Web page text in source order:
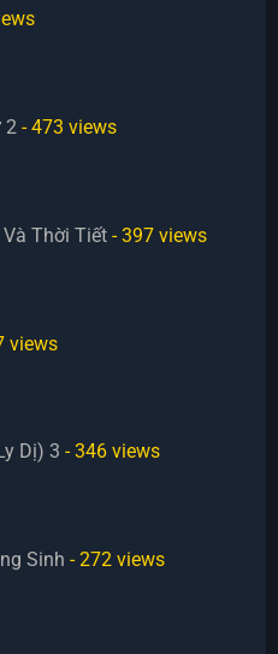
2 - 473 views
Thời Tiết - 397 views
views
Dị) 3 - 346 views
Sinh - 272 views